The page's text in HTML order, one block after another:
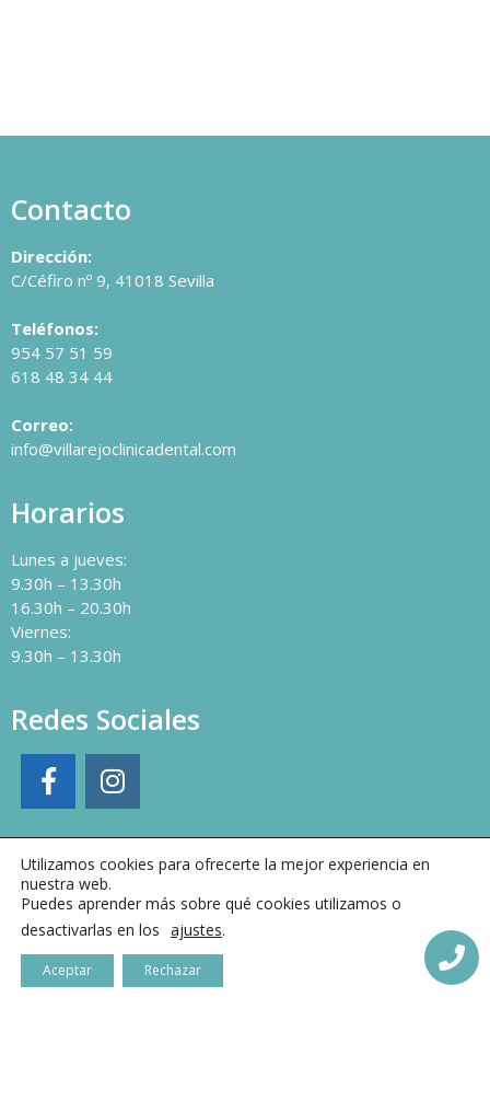
Contacto
Dirección:
C/Céfiro nº 9, 41018 Sevilla
Teléfonos:
954 57 51 59
618 48 34 44
Correo:
info@villarejoclinicadental.com
Horarios
Lunes a jueves:
9.30h – 13.30h
16.30h – 20.30h
Viernes:
9.30h – 13.30h
Redes Sociales
Utilizamos cookies para ofrecerte la mejor experiencia en
nuestra web.
Puedes aprender más sobre qué cookies utilizamos o
desactivarlas en los ajustes.
Aceptar Rechazar